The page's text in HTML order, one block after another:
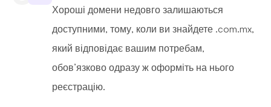
Хороші домени недовго залишаються
доступними, тому, коли ви знайдете .com.mx,
який відповідає вашим потребам,
обов’язково одразу ж оформіть на нього
реєстрацію.